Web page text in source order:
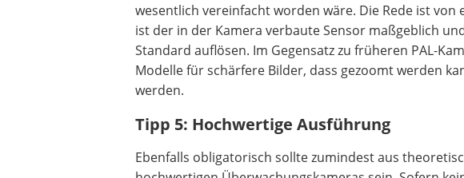
wesentlich vereinfacht worden wäre. Die Rede ist
ist der in der Kamera verbaute Sensor maßgeblich
Standard auflösen. Im Gegensatz zu früheren PAL-
Modelle für schärfere Bilder, dass gezoomt werden
werden.
Tipp 5: Hochwertige Ausführung
Ebenfalls obligatorisch sollte zumindest aus